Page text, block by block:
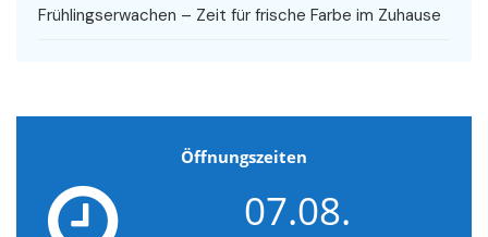
Frühlingserwachen – Zeit für frische Farbe im Zuhause
Öffnungszeiten
07.08.